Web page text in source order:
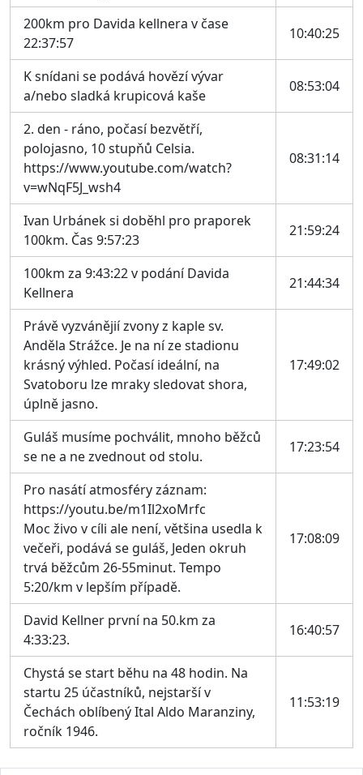
200km pro Davida kellnera v čase
22:37:57
10:40:25
K snídani se podává hovězí vývar
a/nebo sladká krupicová kaše
08:53:04
2. den - ráno, počasí bezvětří,
polojasno, 10 stupňů Celsia.
https://www.youtube.com/watch?
v=wNqF5J_wsh4
08:31:14
Ivan Urbánek si doběhl pro praporek
100km. Čas 9:57:23
21:59:24
100km za 9:43:22 v podání Davida
Kellnera
21:44:34
Právě vyzvánějií zvony z kaple sv.
Anděla Strážce. Je na ní ze stadionu
krásný výhled. Počasí ideální, na
Svatoboru lze mraky sledovat shora,
úplně jasno.
17:49:02
Guláš musíme pochválit, mnoho běžců
se ne a ne zvednout od stolu.
17:23:54
Pro nasátí atmosféry záznam:
https://youtu.be/m1Il2xoMrfc
Moc živo v cíli ale není, většina usedla k
večeři, podává se guláš, Jeden okruh
trvá běžcům 26-55minut. Tempo
5:20/km v lepším případě.
17:08:09
David Kellner první na 50.km za
4:33:23.
16:40:57
Chystá se start běhu na 48 hodin. Na
startu 25 účastníků, nejstarší v
Čechách oblíbený Ital Aldo Maranziny,
ročník 1946.
11:53:19